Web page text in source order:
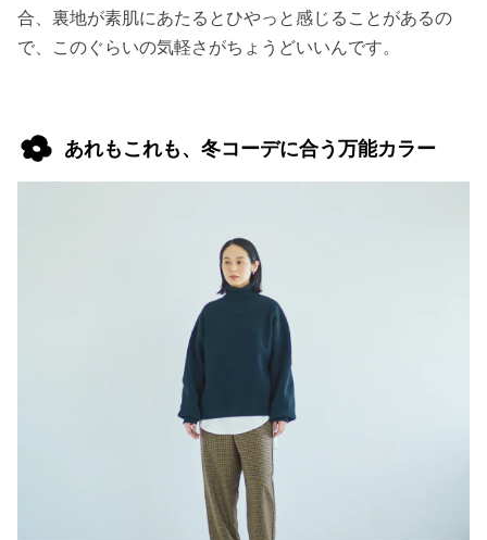
合、裏地が素肌にあたるとひやっと感じることがあるの
で、このぐらいの気軽さがちょうどいいんです。
あれもこれも、冬コーデに合う万能カラー